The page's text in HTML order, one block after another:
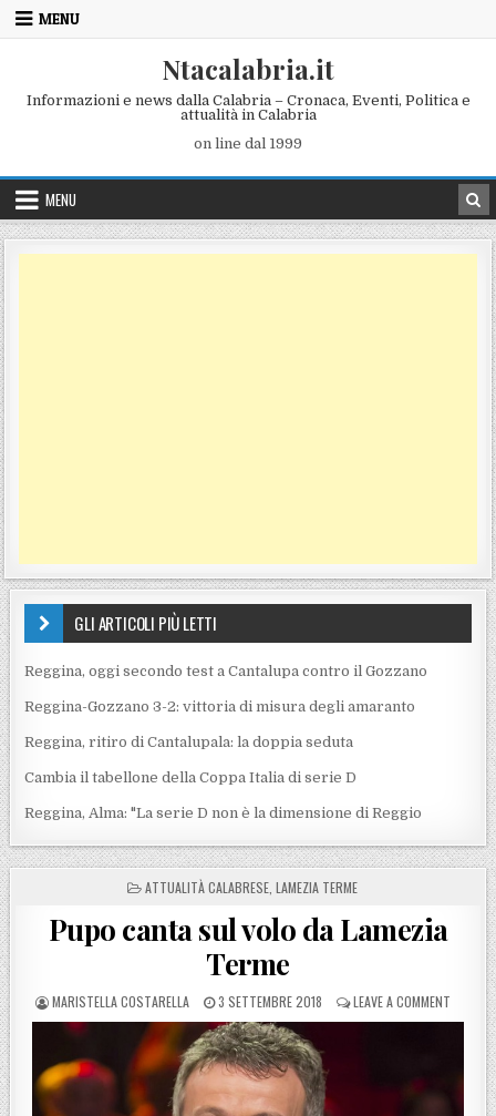
Skip to content
MENU
Ntacalabria.it
Informazioni e news dalla Calabria – Cronaca, Eventi, Politica e
attualità in Calabria
on line dal 1999
MENU
GLI ARTICOLI PIÙ LETTI
Reggina, oggi secondo test a Cantalupa contro il Gozzano
Reggina-Gozzano 3-2: vittoria di misura degli amaranto
Reggina, ritiro di Cantalupala: la doppia seduta
Cambia il tabellone della Coppa Italia di serie D
Reggina, Alma: "La serie D non è la dimensione di Reggio
POSTED IN
ATTUALITÀ CALABRESE LAMEZIA TERME
Pupo canta sul volo da Lamezia
Terme
POSTED BY
MARISTELLA COSTARELLA POSTED ON
3 SETTEMBRE 2018 LEAVE A COMMENTON